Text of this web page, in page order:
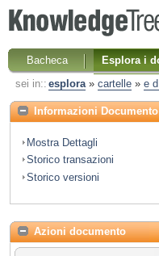
Bacheca Esplora i
sei in:: esplora» cartelle» e
Informazioni Documento
Mostra Dettagli
Storico transazioni
Storico versioni
Azioni documento